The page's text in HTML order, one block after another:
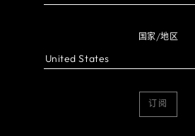
国家/地区
订阅